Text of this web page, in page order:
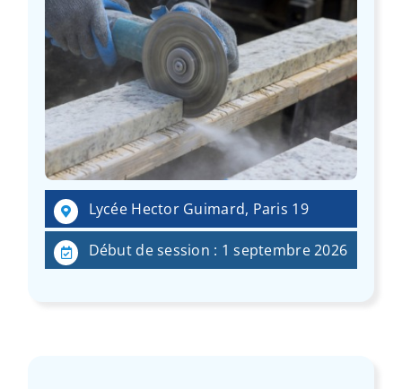
Actualités
Contact
Recherche
Lycée Hector Guimard, Paris 19
Début de session : 1 septembre 2026